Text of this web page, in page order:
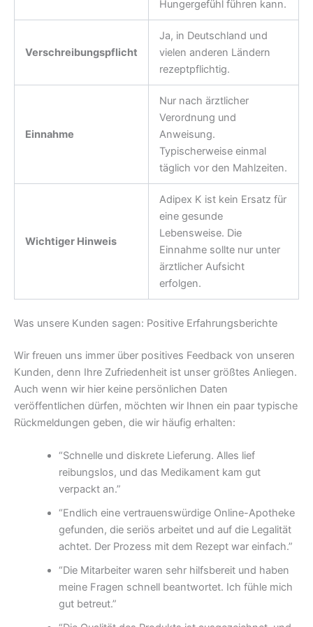
Hungergefühl führen kann.
Verschreibungspflicht
Ja, in Deutschland und
vielen anderen Ländern
rezeptpflichtig.
Einnahme
Nur nach ärztlicher
Verordnung und
Anweisung.
Typischerweise einmal
täglich vor den Mahlzeiten.
Wichtiger Hinweis
Adipex K ist kein Ersatz für
eine gesunde
Lebensweise. Die
Einnahme sollte nur unter
ärztlicher Aufsicht
erfolgen.
Was unsere Kunden sagen: Positive Erfahrungsberichte
Wir freuen uns immer über positives Feedback von unseren
Kunden, denn Ihre Zufriedenheit ist unser größtes Anliegen.
Auch wenn wir hier keine persönlichen Daten
veröffentlichen dürfen, möchten wir Ihnen ein paar typische
Rückmeldungen geben, die wir häufig erhalten:
“Schnelle und diskrete Lieferung. Alles lief
reibungslos, und das Medikament kam gut
verpackt an.”
“Endlich eine vertrauenswürdige Online-Apotheke
gefunden, die seriös arbeitet und auf die Legalität
achtet. Der Prozess mit dem Rezept war einfach.”
“Die Mitarbeiter waren sehr hilfsbereit und haben
meine Fragen schnell beantwortet. Ich fühle mich
gut betreut.”